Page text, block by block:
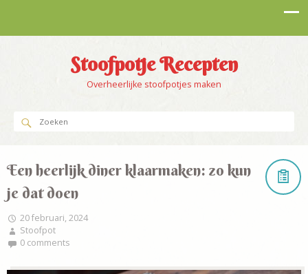
Stoofpotje Recepten
Overheerlijke stoofpotjes maken
Een heerlijk diner klaarmaken: zo kun
je dat doen
20 februari, 2024
Stoofpot
0 comments